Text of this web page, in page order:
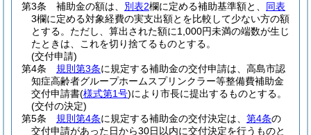
第3条
補助金の額は、 別表2欄に定める補助基準額と、 同表
3欄に定める対象経費の実支出額とを比較して少ない方の額
とする。 ただし、算出された額に1,000円未満の端数が生じ
たときは、これを切り捨てるものとする。
(交付申請)
第4条
規則第3条に規定する補助金の交付申請は、高島市認
知症高齢者グループホームスプリンクラー等整備費補助金
交付申請書(様式第1号)により市長に提出するものとする。
(交付の決定)
第5条
規則第4条に規定する補助金の交付決定は、 第4条の
交付申請があった日から30日以内に交付決定を行うものと